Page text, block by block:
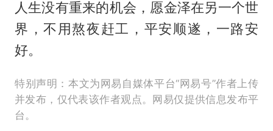
人生没有重来的机会，愿金泽在另一个世
界，不用熬夜赶工，平安顺遂，一路安
好。
特别声明：本文为网易自媒体平台“网易号”作者上传
并发布，仅代表该作者观点。网易仅提供信息发布平
台。